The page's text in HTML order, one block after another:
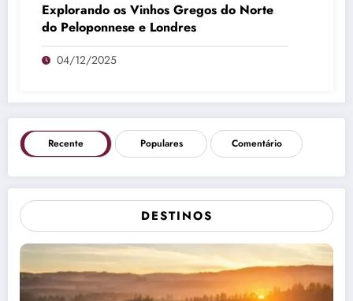
Explorando os Vinhos Gregos do Norte
do Peloponnese e Londres
04/12/2025
Recente Populares Comentário
DESTINOS